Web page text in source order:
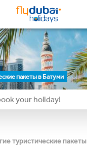
пакеты в Батуми
туристические пакеты